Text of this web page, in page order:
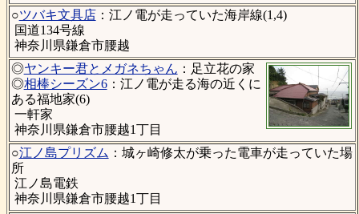
○ツバキ文具店：江ノ電が走っていた海岸線(1,4)
国道134号線
神奈川県鎌倉市腰越
◎ヤンキー君とメガネちゃん ：足立花の家
◎相棒シーズン6：江ノ電が走る海の近くに
ある福地家(6)
一軒家
神奈川県鎌倉市腰越1丁目
○江ノ島プリズム ：城ヶ崎修太が乗った電車が走っていた場
所
江ノ島電鉄
神奈川県鎌倉市腰越1丁目